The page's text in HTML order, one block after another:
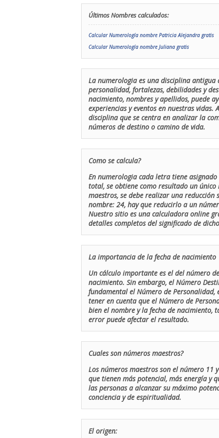
Últimos Nombres calculados:
Calcular Numerología nombre Patricia Alejandra gratis
Calcular Numerología nombre Juliana gratis
La numerologia es una disciplina
personalidad, fortalezas, debilidades y
nacimiento, nombres y apellidos, puede
experiencias y eventos en nuestras
disciplina que se centra en analizar la
números de destino o camino de vida.
Como se calcula?
En numerologia cada letra tiene
total, se obtiene como resultado un único
maestros, se debe realizar una
nombre: 24, hay que reducirlo a un
Nuestro sitio es una calculadora online
detalles completos del significado de
La importancia de la fecha de nacimiento
Un cálculo importante es el del número
nacimiento. Sin embargo, el Número
fundamental el Número de
tener en cuenta que el Número de
bien el nombre y la fecha de nacimiento,
error puede afectar el resultado.
Cuales son números maestros?
Los números maestros son el número 11
que tienen más potencial, más energía y
las personas a alcanzar su máximo
conciencia y de espiritualidad.
El origen: